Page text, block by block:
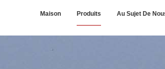
Maison Produits Au Sujet De